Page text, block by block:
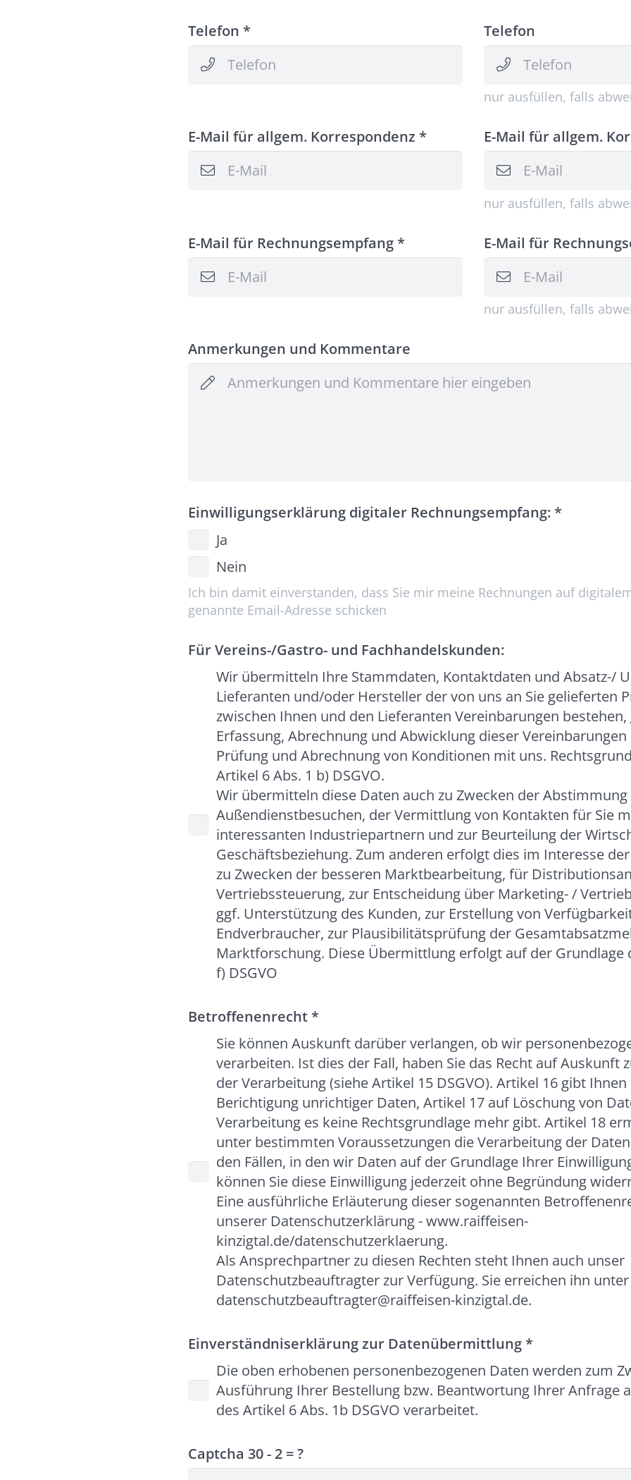
Telefon * Telefon
nur ausfüllen, falls
E-Mail für allgem. Korrespondenz * E-Mail für allgem.
nur ausfüllen, falls
E-Mail für Rechnungsempfang * E-Mail für
nur ausfüllen, falls
Anmerkungen und Kommentare
Einwilligungserklärung digitaler Rechnungsempfang:*
Ja
Nein
Ich bin damit einverstanden, dass Sie mir meine Rechnungen auf
genannte Email-Adresse schicken
Für Vereins-/Gastro- und Fachhandelskunden:
Wir übermitteln Ihre Stammdaten, Kontaktdaten und Absatz-/
Lieferanten und/oder Hersteller der von uns an Sie gelieferten
zwischen Ihnen und den Lieferanten Vereinbarungen
Erfassung, Abrechnung und Abwicklung dieser
Prüfung und Abrechnung von Konditionen mit uns.
Artikel 6 Abs. 1 b) DSGVO.
Wir übermitteln diese Daten auch zu Zwecken der Abstimmung
Außendienstbesuchen, der Vermittlung von Kontakten für Sie
interessanten Industriepartnern und zur Beurteilung der
Geschäftsbeziehung. Zum anderen erfolgt dies im Interesse
zu Zwecken der besseren Marktbearbeitung, für
Vertriebssteuerung, zur Entscheidung über Marketing- /
ggf. Unterstützung des Kunden, zur Erstellung von
Endverbraucher, zur Plausibilitätsprüfung der
Marktforschung. Diese Übermittlung erfolgt auf der Grundlage
f) DSGVO
Betroffenenrecht*
Sie können Auskunft darüber verlangen, ob wir
verarbeiten. Ist dies der Fall, haben Sie das Recht auf Auskunft
der Verarbeitung (siehe Artikel 15 DSGVO). Artikel 16 gibt
Berichtigung unrichtiger Daten, Artikel 17 auf Löschung von
Verarbeitung es keine Rechtsgrundlage mehr gibt. Artikel 18
unter bestimmten Voraussetzungen die Verarbeitung der
den Fällen, in den wir Daten auf der Grundlage Ihrer
können Sie diese Einwilligung jederzeit ohne Begründung
Eine ausführliche Erläuterung dieser sogenannten
unserer Datenschutzerklärung - www.raiffeisen-
kinzigtal.de/datenschutzerklaerung.
Als Ansprechpartner zu diesen Rechten steht Ihnen auch unser
Datenschutzbeauftragter zur Verfügung. Sie erreichen ihn unter
datenschutzbeauftragter@raiffeisen-kinzigtal.de.
Einverständniserklärung zur Datenübermittlung*
Die oben erhobenen personenbezogenen Daten werden zum
Ausführung Ihrer Bestellung bzw. Beantwortung Ihrer Anfrage
des Artikel 6 Abs. 1b DSGVO verarbeitet.
Captcha30 - 2 = ?